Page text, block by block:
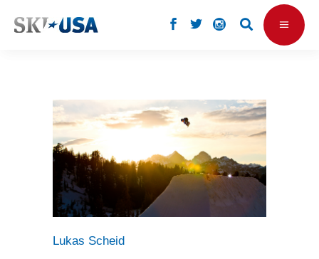
Lukas Scheid